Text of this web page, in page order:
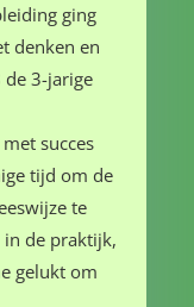
ging
denken en
de 3-jarige
succes
tijd om de
te
de praktijk,
gelukt om